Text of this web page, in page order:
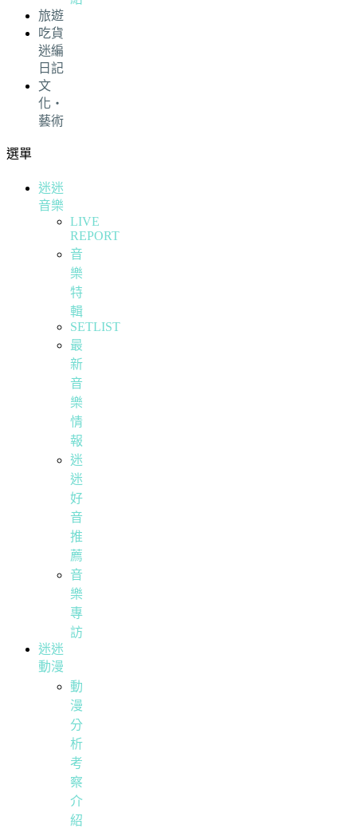
旅遊
吃貨
迷編
日記
文
化・
藝術
選單
迷迷
音樂
LIVE
REPORT
音
樂
特
輯
SETLIST
最
新
音
樂
情
報
迷
迷
好
音
推
薦
音
樂
專
訪
迷迷
動漫
動
漫
分
析
考
察
介
紹